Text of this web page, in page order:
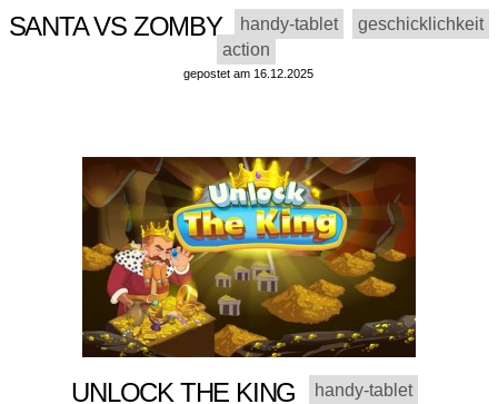
SANTA VS ZOMBY handy-tablet
geschicklichkeit
action
gepostet am 16.12.2025
UNLOCK THE KING handy-tablet